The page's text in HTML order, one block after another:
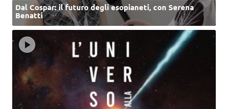
Dal Cospar: il futuro degli esopianeti, con Serena
Benatti